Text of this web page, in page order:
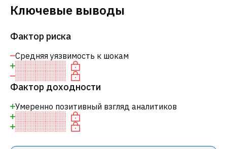
Ключевые выводы
Фактор риска
Средняя уязвимость к шокам
Фактор доходности
Умеренно позитивный взгляд аналитиков